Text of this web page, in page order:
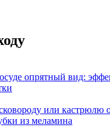
опрятный вид:
или кастрюлю
из меламина